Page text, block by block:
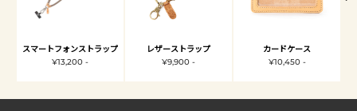
スマートフォンストラップ
¥13,200 -
レザーストラップ
¥9,900 -
カードケース
¥10,450 -